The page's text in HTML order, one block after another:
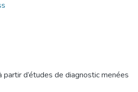
partir d’études de diagnostic menées